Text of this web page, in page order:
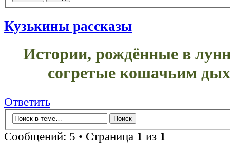
Кузькины рассказы
Истории, рождённые в
согретые кошачьим
Ответить
Сообщений: 5 • Страница 1 из 1